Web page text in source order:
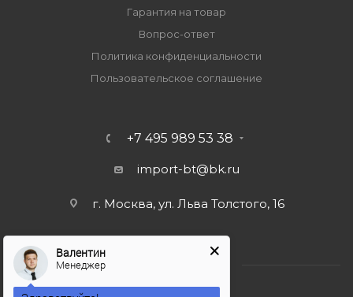
Гарантия на товар
Вопрос-ответ
Политика конфиденциальности
Пользовательское соглашение
+7 495 989 53 38
import-bt@bk.ru
г. Москва, ул. Льва Толстого, 16
Валентин
Менеджер